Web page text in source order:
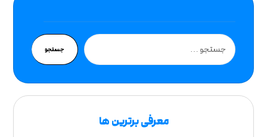
جستجو
معرفی برترین ها